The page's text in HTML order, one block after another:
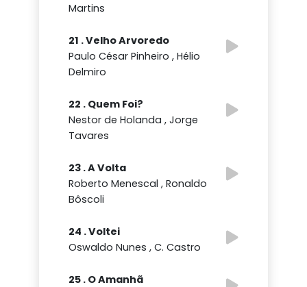
Martins
21 . Velho Arvoredo
Paulo César Pinheiro , Hélio
Delmiro
22 . Quem Foi?
Nestor de Holanda , Jorge
Tavares
23 . A Volta
Roberto Menescal , Ronaldo
Bôscoli
24 . Voltei
Oswaldo Nunes , C. Castro
25 . O Amanhã